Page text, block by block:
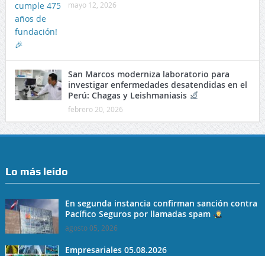
mayo 12, 2026
San Marcos moderniza laboratorio para
investigar enfermedades desatendidas en el
Perú: Chagas y Leishmaniasis
febrero 20, 2026
Lo más leído
En segunda instancia confirman sanción contra
Pacífico Seguros por llamadas spam
agosto 05, 2026
Empresariales 05.08.2026